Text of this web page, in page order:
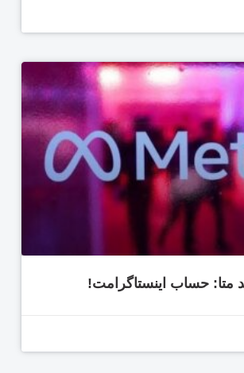
متا: حساب اینستاگرامت!